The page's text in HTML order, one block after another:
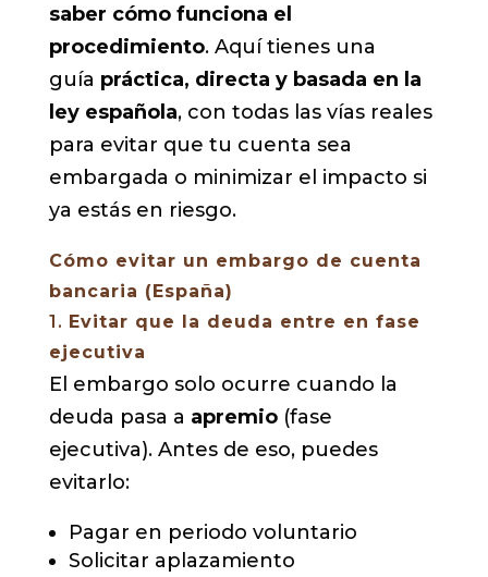
saber cómo funciona el
procedimiento. Aquí tienes una
guía práctica, directa y basada en la
ley española, con todas las vías reales
para evitar que tu cuenta sea
embargada o minimizar el impacto si
ya estás en riesgo.
Cómo evitar un embargo de cuenta
bancaria (España)
1. Evitar que la deuda entre en fase
ejecutiva
El embargo solo ocurre cuando la
deuda pasa a apremio(fase
ejecutiva). Antes de eso, puedes
evitarlo:
Pagar en periodo voluntario
Solicitar aplazamiento